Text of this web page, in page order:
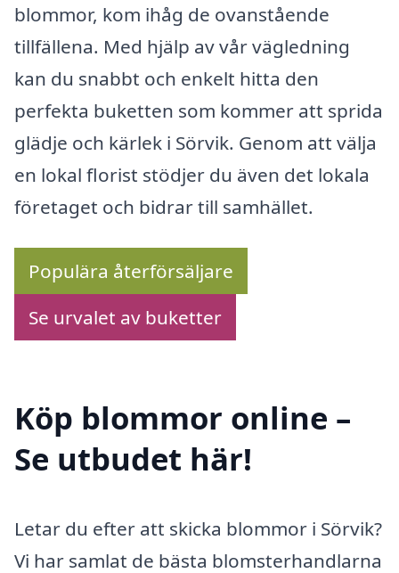
blommor, kom ihåg de ovanstående
tillfällena. Med hjälp av vår vägledning
kan du snabbt och enkelt hitta den
perfekta buketten som kommer att sprida
glädje och kärlek i Sörvik. Genom att välja
en lokal florist stödjer du även det lokala
företaget och bidrar till samhället.
Populära återförsäljare
Se urvalet av buketter
Köp blommor online –
Se utbudet här!
Letar du efter att skicka blommor i Sörvik?
Vi har samlat de bästa blomsterhandlarna